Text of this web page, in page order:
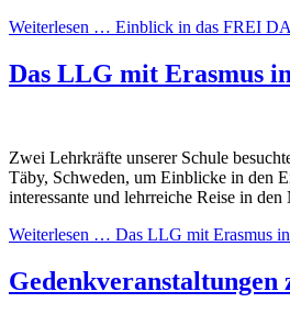
Weiterlesen … Einblick in das FREI
Das LLG mit Erasmus
Zwei Lehrkräfte unserer Schule
Täby, Schweden, um Einblicke in den
interessante und lehrreiche Reise in
Weiterlesen … Das LLG mit Erasmus
Gedenkveranstaltungen